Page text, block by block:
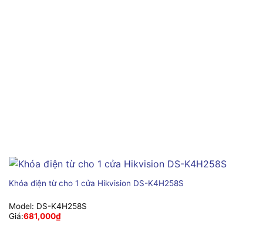
Khóa điện từ cho 1 cửa Hikvision DS-K4H258S
Model: DS-K4H258S
Giá:681,000₫